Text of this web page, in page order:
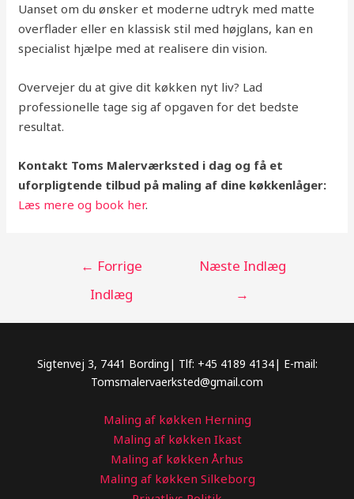
Uanset om du ønsker et moderne udtryk med matte
overflader eller en klassisk stil med højglans, kan en
specialist hjælpe med at realisere din vision.
Overvejer du at give dit køkken nyt liv? Lad
professionelle tage sig af opgaven for det bedste
resultat.
Kontakt Toms Malerværksted i dag og få et
uforpligtende tilbud på maling af dine køkkenlåger:
Læs mere og book her.
Indlægsnavigation
← Forrige
Indlæg
Næste Indlæg
→
Sigtenvej 3, 7441 Bording| Tlf: +45 4189 4134| E-mail:
Tomsmalervaerksted@gmail.com
Maling af køkken Herning
Maling af køkken Ikast
Maling af køkken Århus
Maling af køkken Silkeborg